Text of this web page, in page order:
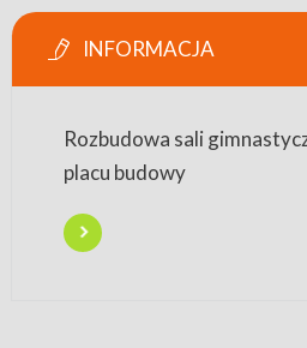
INFORMACJA
Rozbudowa sali
placu budowy